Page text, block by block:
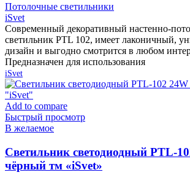
Потолочные светильники
iSvet
Современный декоративный настенно-
светильник PTL 102, имеет лаконичный,
дизайн и выгодно смотрится в любом
Предназначен для использования
iSvet
Add to compare
Быстрый просмотр
В желаемое
Cветильник светодиодный PTL-
чёрный тм «iSvet»